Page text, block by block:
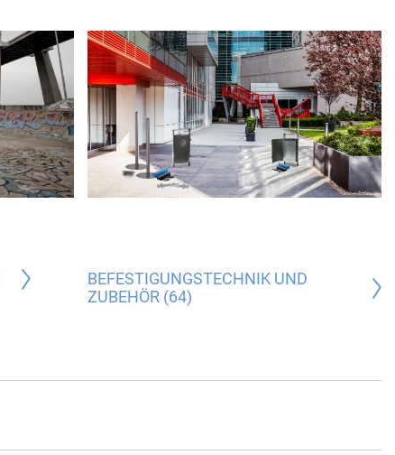
BEFESTIGUNGSTECHNIK UND
ZUBEHÖR (64)